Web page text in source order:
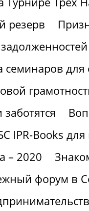
резерв
для
IPR-Books для
– 2020
форум в